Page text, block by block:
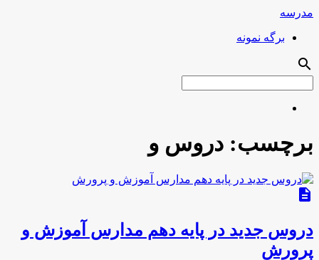
مدرسه
برگه نمونه
search
برچسب: دروس و
description
دروس جدید در پایه دهم مدارس آموزش و
پرورش